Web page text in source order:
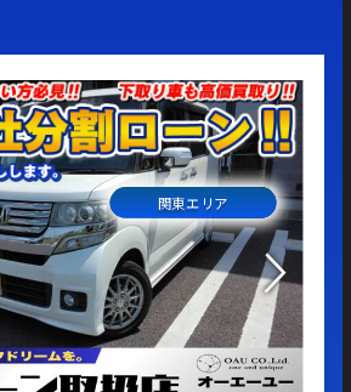
関東エリア